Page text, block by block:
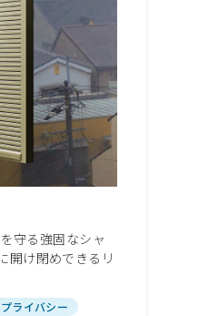
守る強固なシャ
開け閉めできるリ
プライバシー